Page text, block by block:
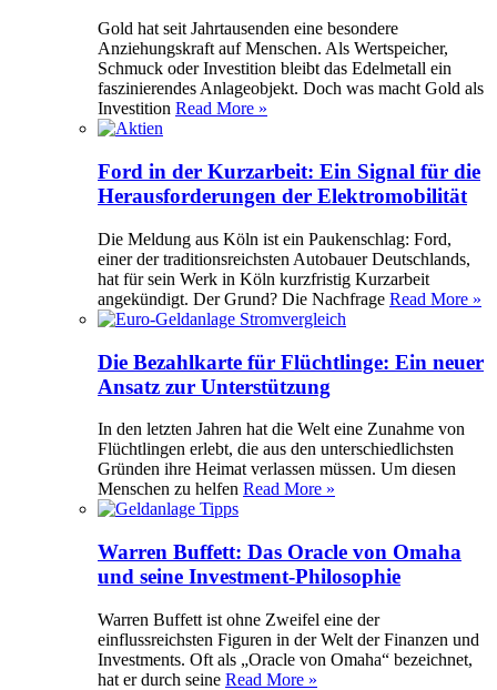
Gold hat seit Jahrtausenden eine besondere
Anziehungskraft auf Menschen. Als Wertspeicher,
Schmuck oder Investition bleibt das Edelmetall ein
faszinierendes Anlageobjekt. Doch was macht Gold als
Investition Read More »
Ford in der Kurzarbeit: Ein Signal für die
Herausforderungen der Elektromobilität
Die Meldung aus Köln ist ein Paukenschlag: Ford,
einer der traditionsreichsten Autobauer Deutschlands,
hat für sein Werk in Köln kurzfristig Kurzarbeit
angekündigt. Der Grund? Die Nachfrage Read More »
Die Bezahlkarte für Flüchtlinge: Ein neuer
Ansatz zur Unterstützung
In den letzten Jahren hat die Welt eine Zunahme von
Flüchtlingen erlebt, die aus den unterschiedlichsten
Gründen ihre Heimat verlassen müssen. Um diesen
Menschen zu helfen Read More »
Warren Buffett: Das Oracle von Omaha
und seine Investment-Philosophie
Warren Buffett ist ohne Zweifel eine der
einflussreichsten Figuren in der Welt der Finanzen und
Investments. Oft als „Oracle von Omaha“ bezeichnet,
hat er durch seine Read More »